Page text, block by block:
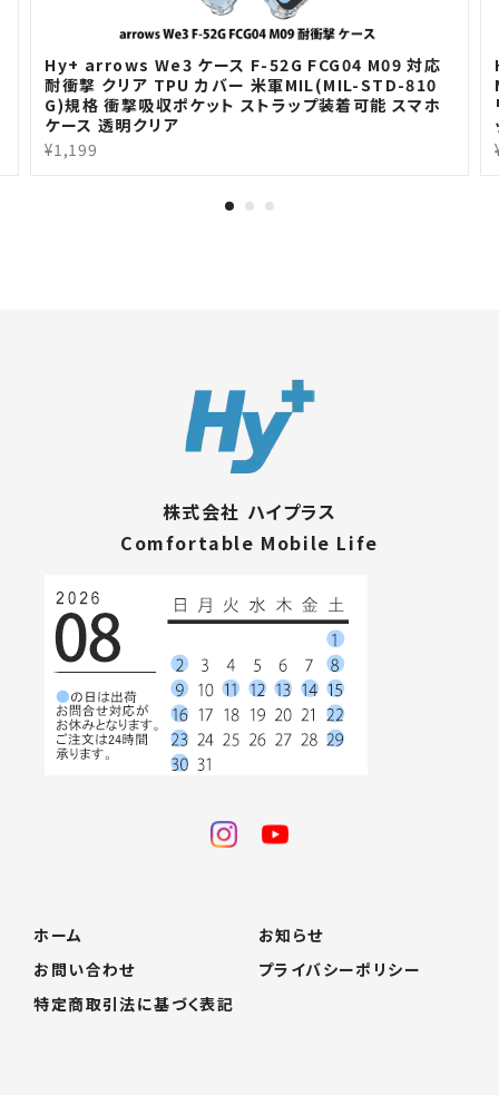
Hy+ arrows We3 ケース F-52G FCG04 M09 対応
耐衝撃 クリア TPU カバー 米軍MIL(MIL-STD-810
G)規格 衝撃吸収ポケット ストラップ装着可能 スマホ
ケース 透明クリア
¥1,199
株式会社 ハイプラス
Comfortable Mobile Life
ホーム
お知らせ
お問い合わせ
プライバシーポリシー
特定商取引法に基づく表記